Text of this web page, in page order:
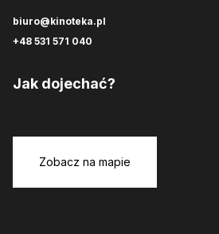
biuro@kinoteka.pl
+48 531 571 040
Jak dojechać?
Zobacz na mapie